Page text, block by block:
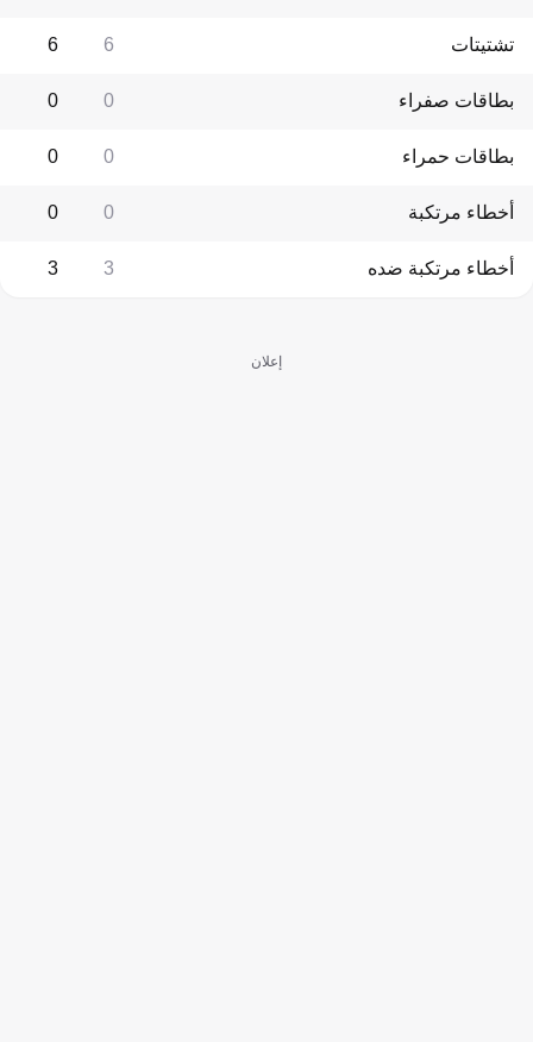
تشتيتات 6
6
بطاقات صفراء 0
0
بطاقات حمراء 0
0
أخطاء مرتكبة 0
0
أخطاء مرتكبة ضده 3
3
إعلان